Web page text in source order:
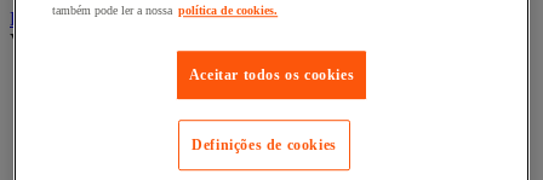
Ferramentas elétricas portáteis - Acessórios
Ver todas as categorias
Acesórios para berbequim
Acessórios para berbequim
Acessórios para cortador-lixador
Acessórios para Dremel
Acessórios para Ferramentas Elétricas
também pode ler a nossa política de cookies.
Aceitar todos os cookies
Definições de cookies